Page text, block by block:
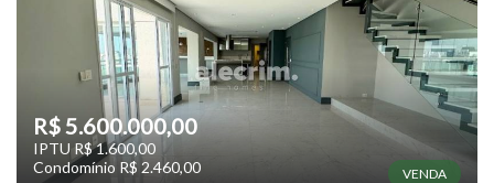
R$ 5.600.000,00
IPTU R$ 1.600,00
Condomínio R$ 2.460,00
VENDA